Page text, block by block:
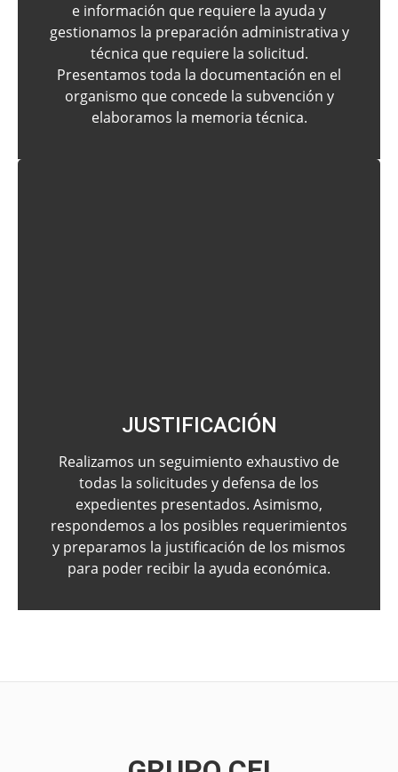
e información que requiere la ayuda y
gestionamos la preparación administrativa y
técnica que requiere la solicitud.
Presentamos toda la documentación en el
organismo que concede la subvención y
elaboramos la memoria técnica.
JUSTIFICACIÓN
Realizamos un seguimiento exhaustivo de
todas la solicitudes y defensa de los
expedientes presentados. Asimismo,
respondemos a los posibles requerimientos
y preparamos la justificación de los mismos
para poder recibir la ayuda económica.